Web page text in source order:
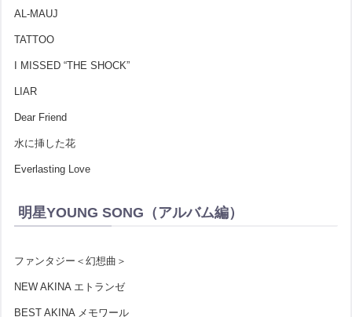
AL-MAUJ
TATTOO
I MISSED “THE SHOCK”
LIAR
Dear Friend
水に挿した花
Everlasting Love
明星YOUNG SONG（アルバム編）
ファンタジー＜幻想曲＞
NEW AKINA エトランゼ
BEST AKINA メモワール